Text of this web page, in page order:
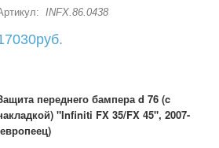
INFX.86.0438
переднего бампера d 76 (c
"Infiniti FX 35/FX 45", 2007-